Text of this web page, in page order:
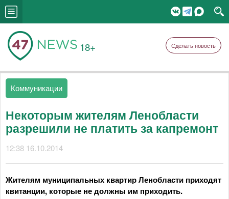
18+ Сделать новость
Коммуникации
Некоторым жителям Ленобласти
разрешили не платить за капремонт
12:38 16.10.2014
Жителям муниципальных квартир Ленобласти приходят
квитанции, которые не должны им приходить.